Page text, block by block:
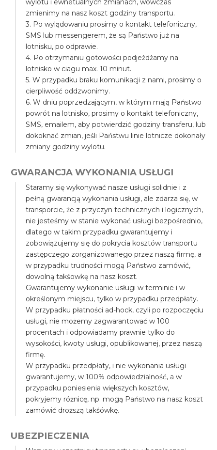
wylotu i ewnetualnych zmianach, wówczas
zmienimy na nasz koszt godziny transportu.
3. Po wylądowaniu prosimy o kontakt telefoniczny,
SMS lub messengerem, że są Państwo już na
lotnisku, po odprawie.
4. Po otrzymaniu gotowości podjeżdżamy na
lotnisko w ciagu max. 10 minut.
5. W przypadku braku komunikacji z nami, prosimy o
cierpliwość oddzwonimy.
6. W dniu poprzedzającym, w którym mają Państwo
powrót na lotnisko, prosimy o kontakt telefoniczny,
SMS, emailem, aby potwierdzić godziny transferu, lub
dokoknać zmian, jeśli Państwu linie lotnicze dokonały
zmiany godziny wylotu.
GWARANCJA WYKONANIA USŁUGI
Staramy się wykonywać nasze usługi solidnie i z
pełną gwarancją wykonania usługi, ale zdarza się, w
transporcie, że z przyczyn technicznych i logicznych,
nie jesteśmy w stanie wykonać usługi bezpośrednio,
dlatego w takim przypadku gwarantujemy i
zobowiązujemy się do pokrycia kosztów transportu
zastępczego zorganizowanego przez naszą firmę, a
w przypadku trudności mogą Państwo zamówić,
dowolną takśowkę na nasz koszt.
Gwarantujemy wykonanie usługi w terminie i w
określonym miejscu, tylko w przypadku przedpłaty.
W przypadku płatności ad-hock, czyli po rozpoczęciu
usługi, nie możemy zagwarantować w 100
procentach i odpowiadamy prawnie tylko do
wysokości, kwoty usługi, opublikowanej, przez naszą
firmę.
W przypadku przedpłaty, i nie wykonania usługi
gwarantujemy, w 100% odpowiedzialność, a w
przypadku poniesienia większych kosztów,
pokryjemy różnicę, np. mogą Państwo na nasz koszt
zamówić droższą takśówkę.
UBEZPIECZENIA